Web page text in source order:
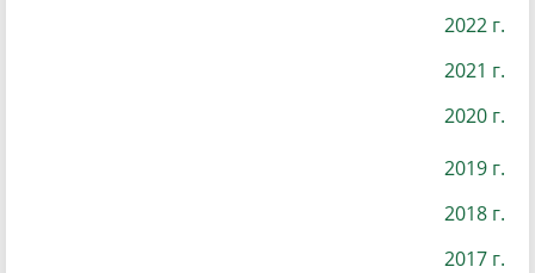
2022 г.
2021 г.
2020 г.
2019 г.
2018 г.
2017 г.